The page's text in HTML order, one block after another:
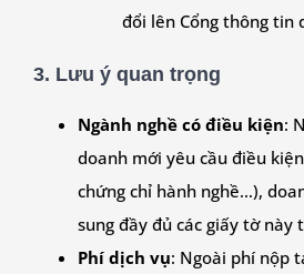
đổi lên Cổng thông tin
3. Lưu ý quan trọng
Ngành nghề có điều kiện:
doanh mới yêu cầu điều
chứng chỉ hành nghề…),
sung đầy đủ các giấy tờ này
Phí dịch vụ: Ngoài phí nộp